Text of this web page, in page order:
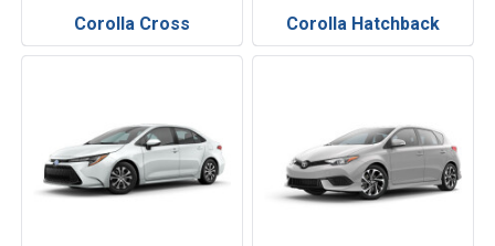
Corolla Cross Corolla Hatchback